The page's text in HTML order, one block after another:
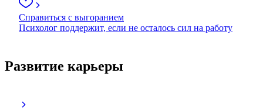
Справиться с выгоранием
Психолог поддержит, если не осталось сил на работу
Развитие карьеры